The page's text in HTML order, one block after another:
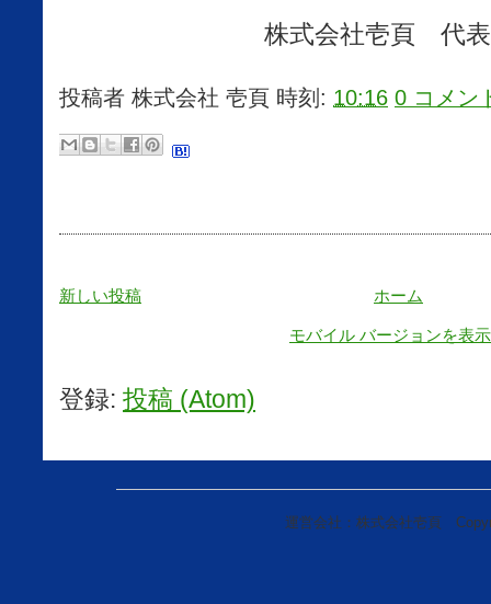
株式会社壱頁 代
投稿者 株式会社 壱頁 時刻: 10:16 0 コメン
新しい投稿 ホーム
モバイル バージョンを表示
登録: 投稿 (Atom)
運営会社：株式会社壱頁